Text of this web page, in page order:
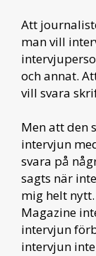
Att
man vill
och annat.
vill svara
Men att den
intervjun
svara på
sagts när
mig helt
Magazine
intervjun
intervjun